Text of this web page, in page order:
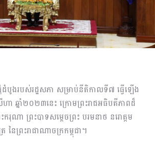
បូងរបស់រដ្ឋសភា សម្រាប់នីតិកាលទី៧ ធ្វើឡើង
ា ឆ្នាំ២០២៣នេះ ក្រោមព្រះរាជអធិបតីភាពដ៏
រុណា ព្រះបាទសម្តេចព្រះ បរមនាថ នរោត្តម
ៃព្រះរាជាណាចក្រកម្ពុជា។